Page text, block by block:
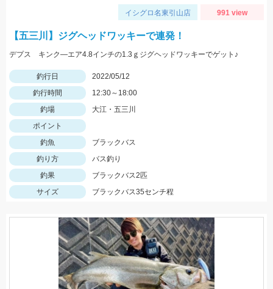
イシグロ名東引山店 991 view
【五三川】ジグヘッドワッキーで連発！
デプス キンク―エア4.8インチの1.3ｇジグヘッドワッキーでゲット♪
釣行日
2022/05/12
釣行時間
12:30～18:00
釣場
大江・五三川
ポイント
釣魚
ブラックバス
釣り方
バス釣り
釣果
ブラックバス2匹
サイズ
ブラックバス35センチ程